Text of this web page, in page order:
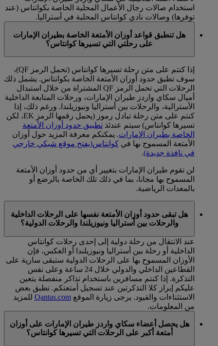
استخدام صالات رجال الأعمال المحلية الخاصة بكوانتاس (عند
توفرها) وصالات نادي كوانتاس المحلية في أستراليا.
هل تنطبق قواعد أوزان الأمتعة الخاصة بطيران الإمارات
على رحلتي التي تسيرها كوانتاس؟
إذا كنتم على متن رحلة تسيرها كوانتاس (تحمل الرمز QF)،
سوف تطبق حدود أوزان الأمتعة الخاصة بكوانتاس. يشمل ذلك
الرحلات التي تحمل الرمز QF المشتراة من خلال استبدال
أميال سكاي واردز طيران الإمارات، ورحلات المتابعة الداخلية
الأسترالية، والرحلات بين أستراليا ونيوزيلندا. ورغم ذلك، إذا
كنتم على متن رحلة تبادل رموز (يحمل رقمها الرمز EK، لكن
تسيرها كوانتاس) سيتم عندئذ تطبيق حدود أوزان الأمتعة
الخاصة بطيران الإمارات. يمكنكم معرفة المزيد حول أوزان
الأمتعة المسموح بها في كوانتاس(يفتح موقع شبكي خارجي
في نافذة جديدة).
لن تقوم طيران الإمارات بتغيير أي من حدود أوزان الأمتعة
المسموح بها مجانا، بما في ذلك تلك الخاصة بالرضع أو
بالمعدات الرياضية.
هل تبقى حدود أوزان الأمتعة نفسها على الرحلات الداخلية
والرحلات بين أستراليا ونيوزيلندا والرحلات الدولية؟
عند الانتقال من رحلة دولية إلى إحدى رحلات كوانتاس
الداخلية أو رحلة بين أستراليا ونيوزيلندا أو العكس، فإن
الأوزان المسموح بها على الرحلات الدولية ستبقى سارية على
القطاعين الداخلي والدولي خلال 24 ساعة وعلى نفس
التذكرة. إذا كنتم مسافرين باستخدام تذاكر منفصلة يتعين
عليكم إبراز كلا التذكرتين عند تسجيل أمتعتكم. تطبق بعض
الاستثناءات والقيود. يرجى زيارة الموقع Qantas.com للمزيد
من المعلومات.
هل يحصل أعضاء سكاي واردز طيران الإمارات على أوزان
أمتعة أكبر على الرحلات التي تسيرها كوانتاس؟